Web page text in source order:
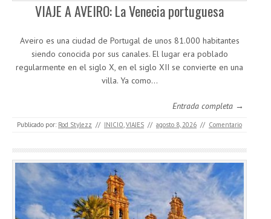
VIAJE A AVEIRO: La Venecia portuguesa
Aveiro es una ciudad de Portugal de unos 81.000 habitantes
siendo conocida por sus canales. El lugar era poblado
regularmente en el siglo X, en el siglo XII se convierte en una
villa. Ya como…
Entrada completa →
Publicado por: Rod Stylezz // INICIO,VIAJES // agosto 8, 2026 // Comentario